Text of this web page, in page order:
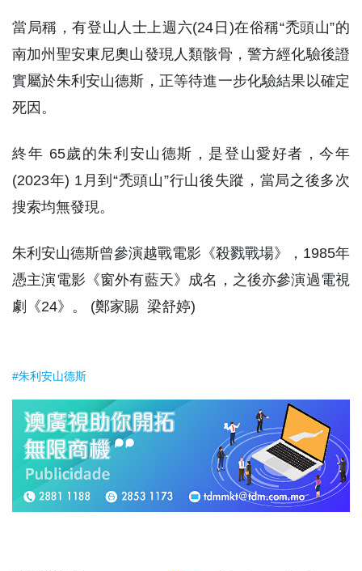
當局稱，有登山人士上週六(24日)在俗稱“禿頭山”的
南加州聖安東尼奧山發現人類骸骨，警方經化驗後證
實屬於朱利安山德斯，正等待進一步化驗結果以確定
死因。
終年 65歲的朱利安山德斯，是登山愛好者，今年
(2023年) 1月到“禿頭山”行山後失蹤，當局之後多次
搜索均無發現。
朱利安山德斯曾參演越戰電影《殺戮戰場》，1985年
憑主演電影《窗外有藍天》成名，之後亦參演過電視
劇《24》。 (鄭家賜 梁舒婷)
#朱利安山德斯